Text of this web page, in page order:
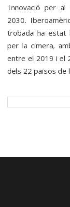
'Innovació per al
2030.
trobada ha estat
per la cimera,
entre el 2019 i el
dels 22 països de